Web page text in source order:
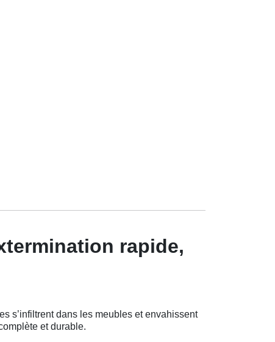
rapide,
s’infiltrent dans les meubles et envahissent
et durable.